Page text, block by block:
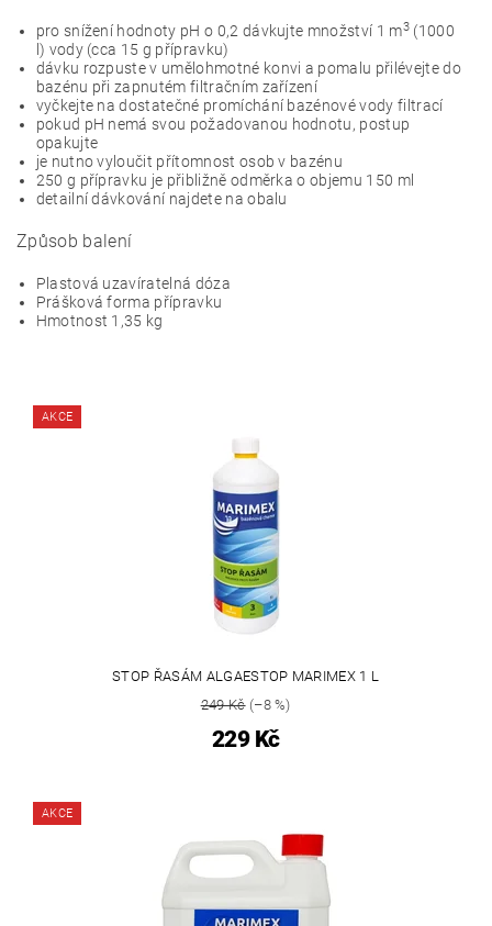
pro snížení hodnoty pH o 0,2 dávkujte množství 1 m3(1000
l) vody (cca 15 g přípravku)
dávku rozpuste v umělohmotné konvi a pomalu přilévejte do
bazénu při zapnutém filtračním zařízení
vyčkejte na dostatečné promíchání bazénové vody filtrací
pokud pH nemá svou požadovanou hodnotu, postup
opakujte
je nutno vyloučit přítomnost osob v bazénu
250 g přípravku je přibližně odměrka o objemu 150 ml
detailní dávkování najdete na obalu
Způsob balení
Plastová uzavíratelná dóza
Prášková forma přípravku
Hmotnost 1,35 kg
AKCE
STOP ŘASÁM ALGAESTOP MARIMEX 1 L
249 Kč(–8 %)
229 Kč
AKCE